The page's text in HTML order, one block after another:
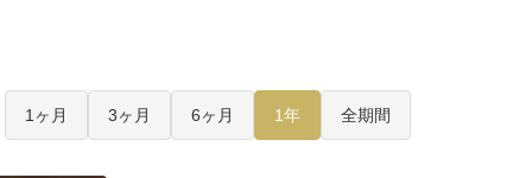
1ヶ月 3ヶ月 6ヶ月 1年 全期間